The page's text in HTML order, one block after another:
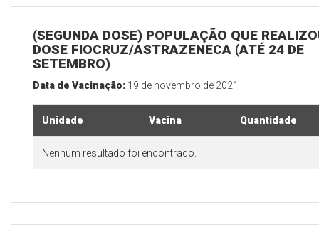
(SEGUNDA DOSE) POPULAÇÃO QUE
DOSE FIOCRUZ/ASTRAZENECA (ATÉ 24 DE
SETEMBRO)
Data de Vacinação: 19 de novembro de 2021
Unidade Vacina Quantidade
Nenhum resultado foi encontrado.